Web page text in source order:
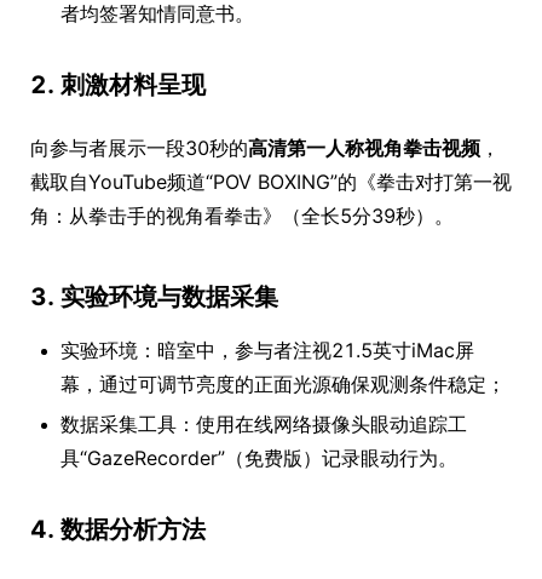
者均签署知情同意书。
2. 刺激材料呈现
向参与者展示一段30秒的高清第一人称视角拳击视频 ，
截取自YouTube频道“POV BOXING”的《拳击对打第一视
角：从拳击手的视角看拳击》（全长5分39秒）。
3. 实验环境与数据采集
实验环境：暗室中，参与者注视21.5英寸iMac屏
幕，通过可调节亮度的正面光源确保观测条件稳定；
数据采集工具：使用在线网络摄像头眼动追踪工
具“GazeRecorder”（免费版）记录眼动行为。
4. 数据分析方法